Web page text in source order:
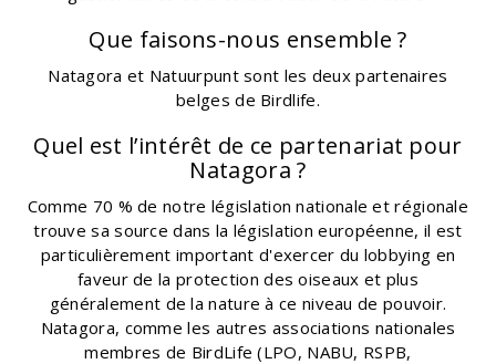
Que faisons-nous ensemble ?
Natagora et Natuurpunt sont les deux partenaires
belges de Birdlife.
Quel est l’intérêt de ce partenariat pour
Natagora ?
Comme 70 % de notre législation nationale et régionale
trouve sa source dans la législation européenne, il est
particulièrement important d'exercer du lobbying en
faveur de la protection des oiseaux et plus
généralement de la nature à ce niveau de pouvoir.
Natagora, comme les autres associations nationales
membres de BirdLife (LPO, NABU, RSPB,